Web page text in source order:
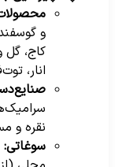
محصولات
و
انار،
نقره و
سوغاتی: